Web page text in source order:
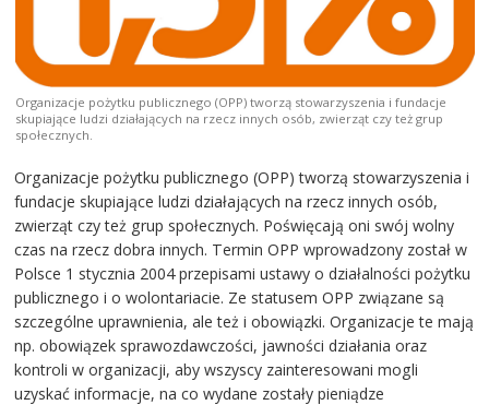
Organizacje pożytku publicznego (OPP) tworzą stowarzyszenia i fundacje
skupiające ludzi działających na rzecz innych osób, zwierząt czy też grup
społecznych.
Organizacje pożytku publicznego (OPP) tworzą stowarzyszenia i
fundacje skupiające ludzi działających na rzecz innych osób,
zwierząt czy też grup społecznych. Poświęcają oni swój wolny
czas na rzecz dobra innych. Termin OPP wprowadzony został w
Polsce 1 stycznia 2004 przepisami ustawy o działalności pożytku
publicznego i o wolontariacie. Ze statusem OPP związane są
szczególne uprawnienia, ale też i obowiązki. Organizacje te mają
np. obowiązek sprawozdawczości, jawności działania oraz
kontroli w organizacji, aby wszyscy zainteresowani mogli
uzyskać informacje, na co wydane zostały pieniądze